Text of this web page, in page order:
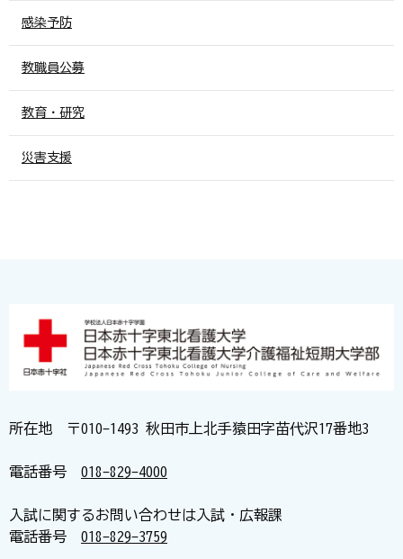
感染予防
教職員公募
教育・研究
災害支援
所在地 〒010-1493 秋田市上北手猿田字苗代沢17番地3
電話番号 018-829-4000
入試に関するお問い合わせは入試・広報課
電話番号 018-829-3759